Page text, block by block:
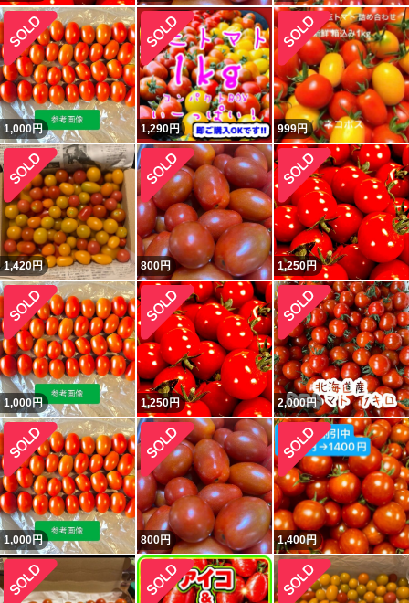
1,000円 1,290円 999円
1,420円 800円 1,250円
1,000円 1,250円 2,000円
1,000円 800円 1,400円